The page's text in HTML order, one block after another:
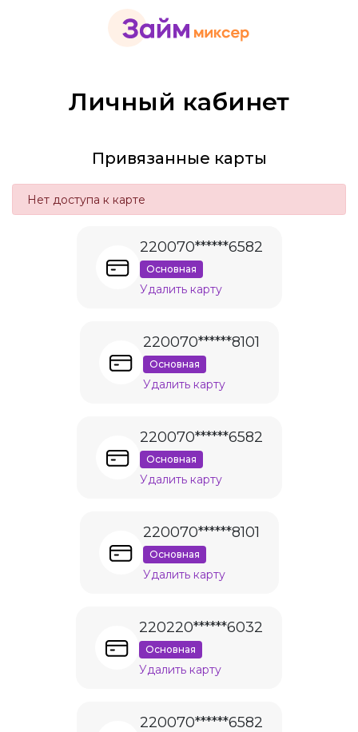
Личный кабинет
Привязанные карты
Нет доступа к карте
220070******6582
Основная
Удалить карту
220070******8101
Основная
Удалить карту
220070******6582
Основная
Удалить карту
220070******8101
Основная
Удалить карту
220220******6032
Основная
Удалить карту
220070******6582